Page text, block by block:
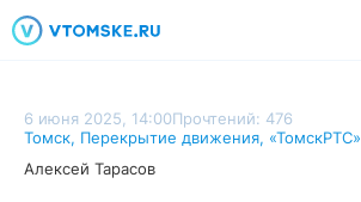
6 июня 2025, 14:00Прочтений: 476
Томск, Перекрытие движения, «ТомскРТС»
Алексей Тарасов